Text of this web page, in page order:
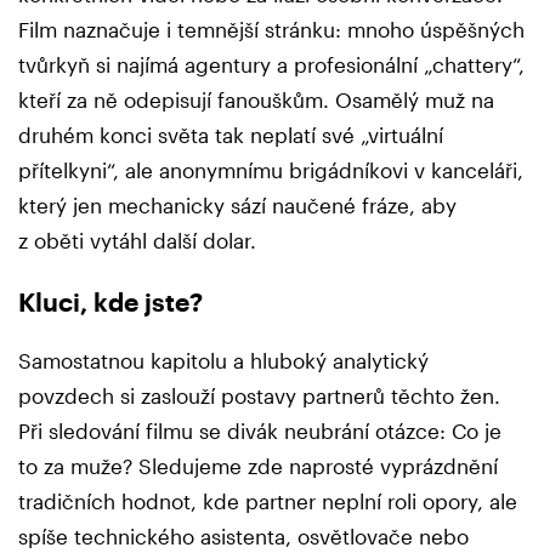
Film naznačuje i temnější stránku: mnoho úspěšných
tvůrkyň si najímá agentury a profesionální „chattery“,
kteří za ně odepisují fanouškům. Osamělý muž na
druhém konci světa tak neplatí své „virtuální
přítelkyni“, ale anonymnímu brigádníkovi v kanceláři,
který jen mechanicky sází naučené fráze, aby
z oběti vytáhl další dolar.
Kluci, kde jste?
Samostatnou kapitolu a hluboký analytický
povzdech si zaslouží postavy partnerů těchto žen.
Při sledování filmu se divák neubrání otázce: Co je
to za muže? Sledujeme zde naprosté vyprázdnění
tradičních hodnot, kde partner neplní roli opory, ale
spíše technického asistenta, osvětlovače nebo